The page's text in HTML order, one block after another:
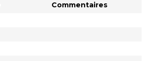
Commentaires